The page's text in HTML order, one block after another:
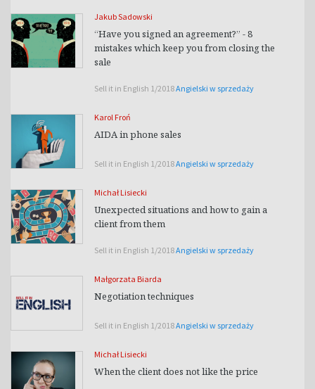
Jakub Sadowski
“Have you signed an agreement?” - 8
mistakes which keep you from closing the
sale
Sell it in English 1/2018Angielski w sprzedaży
Karol Froń
AIDA in phone sales
Sell it in English 1/2018Angielski w sprzedaży
Michał Lisiecki
Unexpected situations and how to gain a
client from them
Sell it in English 1/2018Angielski w sprzedaży
Małgorzata Biarda
Negotiation techniques
Sell it in English 1/2018Angielski w sprzedaży
Michał Lisiecki
When the client does not like the price